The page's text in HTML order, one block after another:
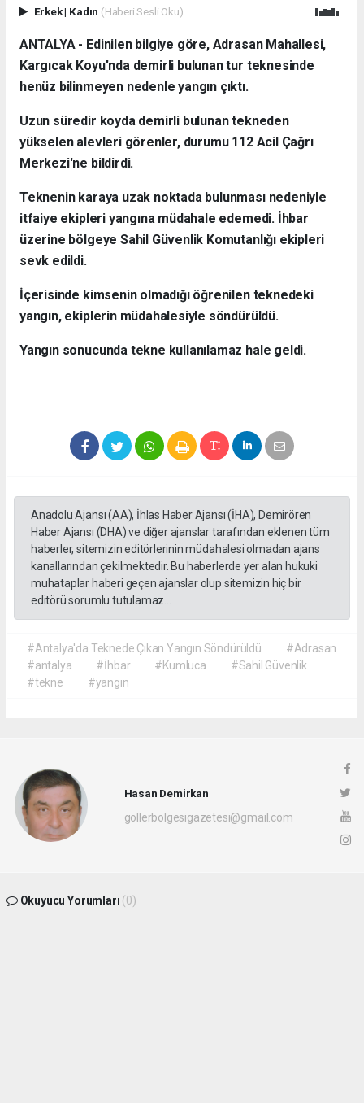
Erkek| Kadın (Haberi Sesli Oku)
ANTALYA - Edinilen bilgiye göre, Adrasan Mahallesi,
Kargıcak Koyu'nda demirli bulunan tur teknesinde
henüz bilinmeyen nedenle yangın çıktı.
Uzun süredir koyda demirli bulunan tekneden
yükselen alevleri görenler, durumu 112 Acil Çağrı
Merkezi'ne bildirdi.
Teknenin karaya uzak noktada bulunması nedeniyle
itfaiye ekipleri yangına müdahale edemedi. İhbar
üzerine bölgeye Sahil Güvenlik Komutanlığı ekipleri
sevk edildi.
İçerisinde kimsenin olmadığı öğrenilen teknedeki
yangın, ekiplerin müdahalesiyle söndürüldü.
Yangın sonucunda tekne kullanılamaz hale geldi.
Anadolu Ajansı (AA), İhlas Haber Ajansı (İHA), Demirören
Haber Ajansı (DHA) ve diğer ajanslar tarafından eklenen tüm
haberler, sitemizin editörlerinin müdahalesi olmadan ajans
kanallarından çekilmektedir. Bu haberlerde yer alan hukuki
muhataplar haberi geçen ajanslar olup sitemizin hiç bir
editörü sorumlu tutulamaz...
#Antalya'da Teknede Çıkan Yangın Söndürüldü
#Adrasan
#antalya
#İhbar #Kumluca
#Sahil Güvenlik
#tekne
#yangın
Hasan Demirkan
gollerbolgesigazetesi@gmail.com
Okuyucu Yorumları (0)